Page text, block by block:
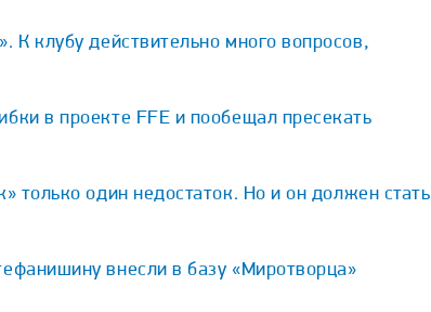
К клубу действительно много вопросов,
в проекте FFE и пообещал пресекать
только один недостаток. Но и он должен стать
внесли в базу «Миротворца»